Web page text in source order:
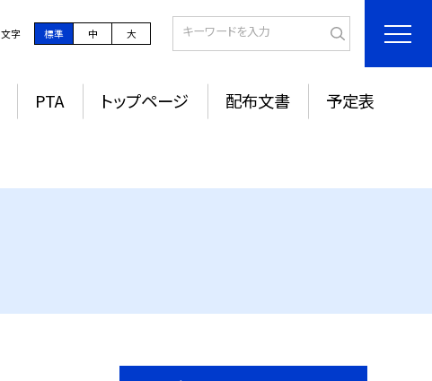
文字 標準 中 大
PTA トップページ 配布文書 予定表